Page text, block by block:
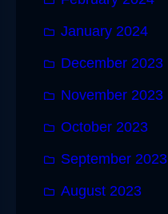
January 2024
December 2023
November 2023
October 2023
September 2023
August 2023